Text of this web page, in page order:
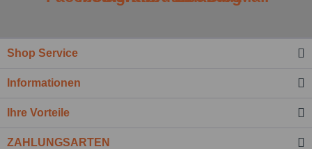
Kenntnis genommen.*
Shop Service
Informationen
Ihre Vorteile
ZAHLUNGSARTEN